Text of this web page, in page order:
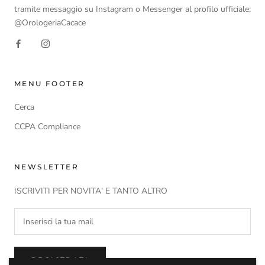
tramite messaggio su Instagram o Messenger al profilo ufficiale:
@OrologeriaCacace
MENU FOOTER
Cerca
CCPA Compliance
NEWSLETTER
ISCRIVITI PER NOVITA' E TANTO ALTRO
REGISTRATI